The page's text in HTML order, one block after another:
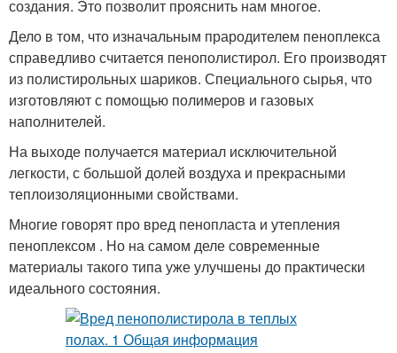
создания. Это позволит прояснить нам многое.
Дело в том, что изначальным прародителем пеноплекса
справедливо считается пенополистирол. Его производят
из полистирольных шариков. Специального сырья, что
изготовляют с помощью полимеров и газовых
наполнителей.
На выходе получается материал исключительной
легкости, с большой долей воздуха и прекрасными
теплоизоляционными свойствами.
Многие говорят про вред пенопласта и утепления
пеноплексом . Но на самом деле современные
материалы такого типа уже улучшены до практически
идеального состояния.